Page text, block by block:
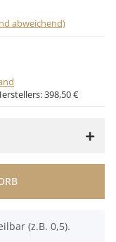
abweichend)
398,50 €
(z.B. 0,5).